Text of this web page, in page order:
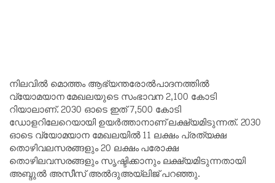
നിലവില്‍ മൊത്തം ആഭ്യന്തരോല്‍പാദനത്തില്‍
വ്യോമയാന മേഖലയുടെ സംഭാവന 2,100 കോടി
റിയാലാണ്. 2030 ഓടെ ഇത് 7,500 കോടി
ഡോളറിലേറെയായി ഉയര്‍ത്താനാണ് ലക്ഷ്യമിടുന്നത്. 2030
ഓടെ വ്യോമയാന മേഖലയില്‍ 11 ലക്ഷം പ്രത്യക്ഷ
തൊഴിവലസരങ്ങളും 20 ലക്ഷം പരോക്ഷ
തൊഴിലവസരങ്ങളും സൃഷ്ടിക്കാനും ലക്ഷ്യമിടുന്നതായി
അബ്ദുല്‍ അസീസ് അല്‍ദുഅയ്‌ലിജ് പറഞ്ഞു.